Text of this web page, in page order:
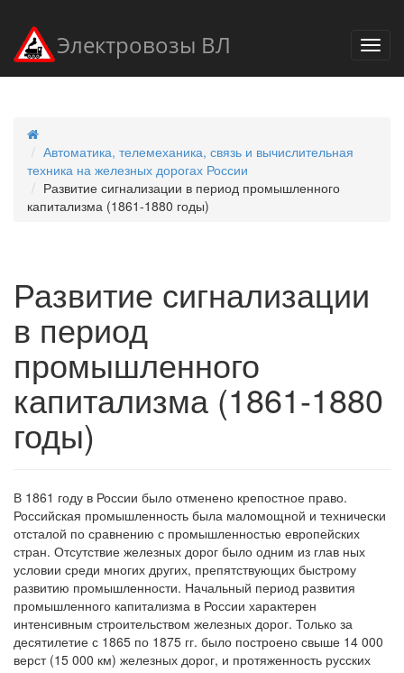
Электровозы ВЛ
Автоматика, телемеханика, связь и вычислительная
техника на железных дорогах России
Развитие сигнализации в период промышленного
капитализма (1861-1880 годы)
Развитие сигнализации
в период
промышленного
капитализма (1861-1880
годы)
В 1861 году в России было отменено крепостное право.
Российская промышленность была маломощной и технически
отсталой по сравнению с промышленностью европейских
стран. Отсутствие железных дорог было одним из глав ных
условии среди многих других, препятствующих быстрому
развитию промышленности. Начальный период развития
промышленного капитализма в России характерен
интенсивным строительством железных дорог. Только за
десятилетие с 1865 по 1875 гг. было построено свыше 14 000
верст (15 000 км) железных дорог, и протяженность русских